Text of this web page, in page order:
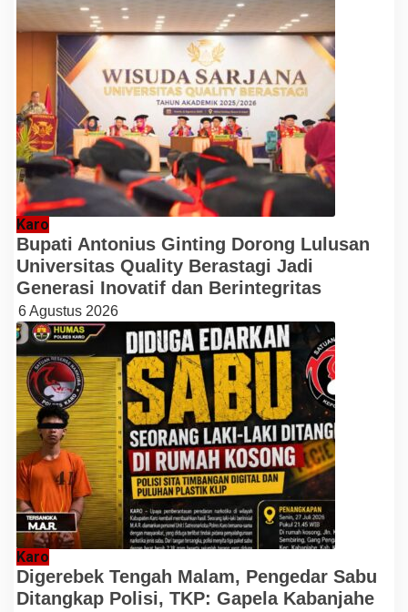
Karo
Bupati Antonius Ginting Dorong Lulusan
Universitas Quality Berastagi Jadi
Generasi Inovatif dan Berintegritas
6 Agustus 2026
Karo
Digerebek Tengah Malam, Pengedar Sabu
Ditangkap Polisi, TKP: Gapela Kabanjahe